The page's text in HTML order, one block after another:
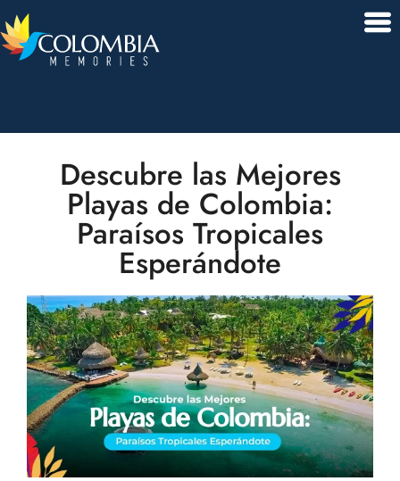
Descubre las Mejores
Playas de Colombia:
Paraísos Tropicales
Esperándote